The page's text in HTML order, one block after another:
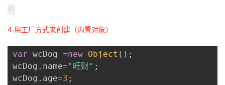
4.用工厂方式来创建（内置对象）
var wcDog =new Object ( ) ;
wcDog . name="旺财" ;
wcDog . age=3 ;